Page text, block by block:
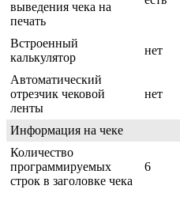
выведения чека на
печать
Встроенный
калькулятор
нет
Автоматический
отрезчик чековой
ленты
нет
Информация на чеке
Количество
программируемых
строк в заголовке чека
6